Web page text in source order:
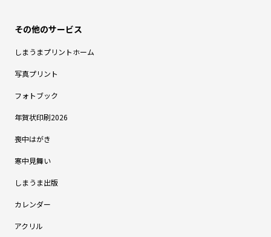
しまうまプリントホーム
写真プリント
フォトブック
年賀状印刷2026
喪中はがき
寒中見舞い
しまうま出版
カレンダー
アクリル